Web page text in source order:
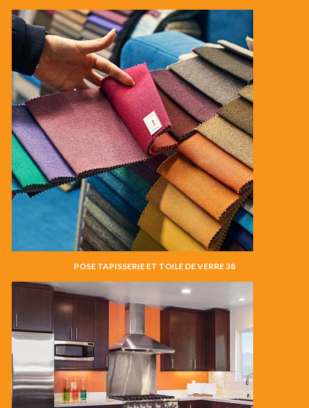
POSE TAPISSERIE ET TOILE DE VERRE 38